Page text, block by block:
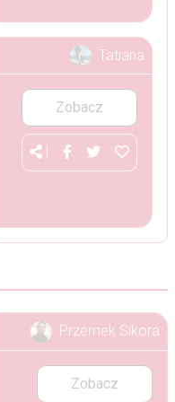
Tatiana
Zobacz
Przemek Sikora
Zobacz